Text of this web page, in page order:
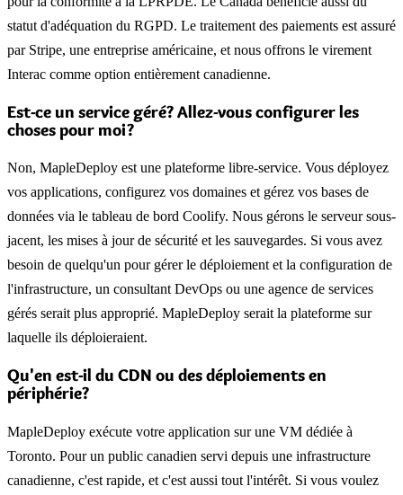
statut d'adéquation du RGPD. Le traitement des paiements est assuré
par Stripe, une entreprise américaine, et nous offrons le virement
Interac comme option entièrement canadienne.
Est-ce un service géré? Allez-vous configurer les
choses pour moi?
Non, MapleDeploy est une plateforme libre-service. Vous déployez
vos applications, configurez vos domaines et gérez vos bases de
données via le tableau de bord Coolify. Nous gérons le serveur sous-
jacent, les mises à jour de sécurité et les sauvegardes. Si vous avez
besoin de quelqu'un pour gérer le déploiement et la configuration de
l'infrastructure, un consultant DevOps ou une agence de services
gérés serait plus approprié. MapleDeploy serait la plateforme sur
laquelle ils déploieraient.
Qu'en est-il du CDN ou des déploiements en
périphérie?
MapleDeploy exécute votre application sur une VM dédiée à
Toronto. Pour un public canadien servi depuis une infrastructure
canadienne, c'est rapide, et c'est aussi tout l'intérêt. Si vous voulez